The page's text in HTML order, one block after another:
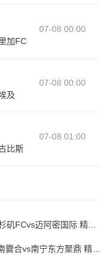
07-08 00:00
加FC
07-08 00:00
及
07-08 01:00
比斯
美冠杯1\/4决赛首回合 04月03日 洛杉矶FCvs迈阿密国际 精彩录像
中冠区域分组赛第1轮 04月03日 云南爨合vs南宁东方聚鼎 精彩录像